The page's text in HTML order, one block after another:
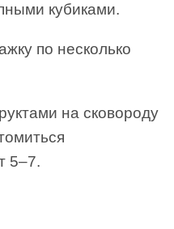
кубиками.
по несколько
на сковороду
5–7.